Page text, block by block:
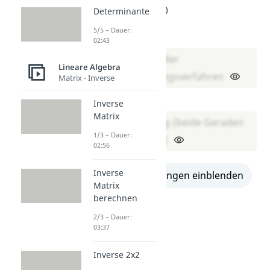
(II) 2x – 4y = 10
Verfahren:
Additions- oder
Gleichsetzungsverfahren
Lösung:
Keine Lösung (beide Geraden
sind parallel)
alle Lösungen einblenden
Determinante
5/5 – Dauer:
02:43
Lineare Algebra
Matrix - Inverse
Inverse
Matrix
1/3 – Dauer:
02:56
Inverse
Matrix
berechnen
2/3 – Dauer:
03:37
Inverse 2x2